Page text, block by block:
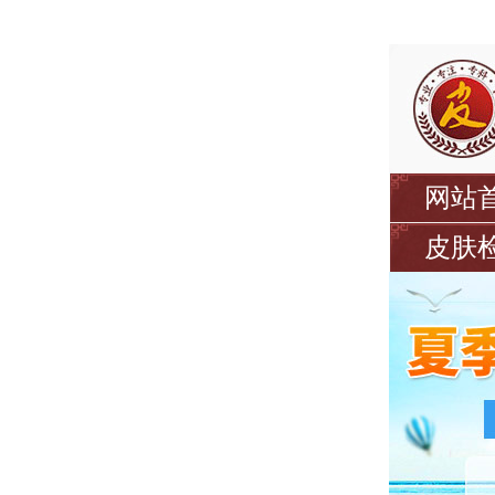
网站
皮肤